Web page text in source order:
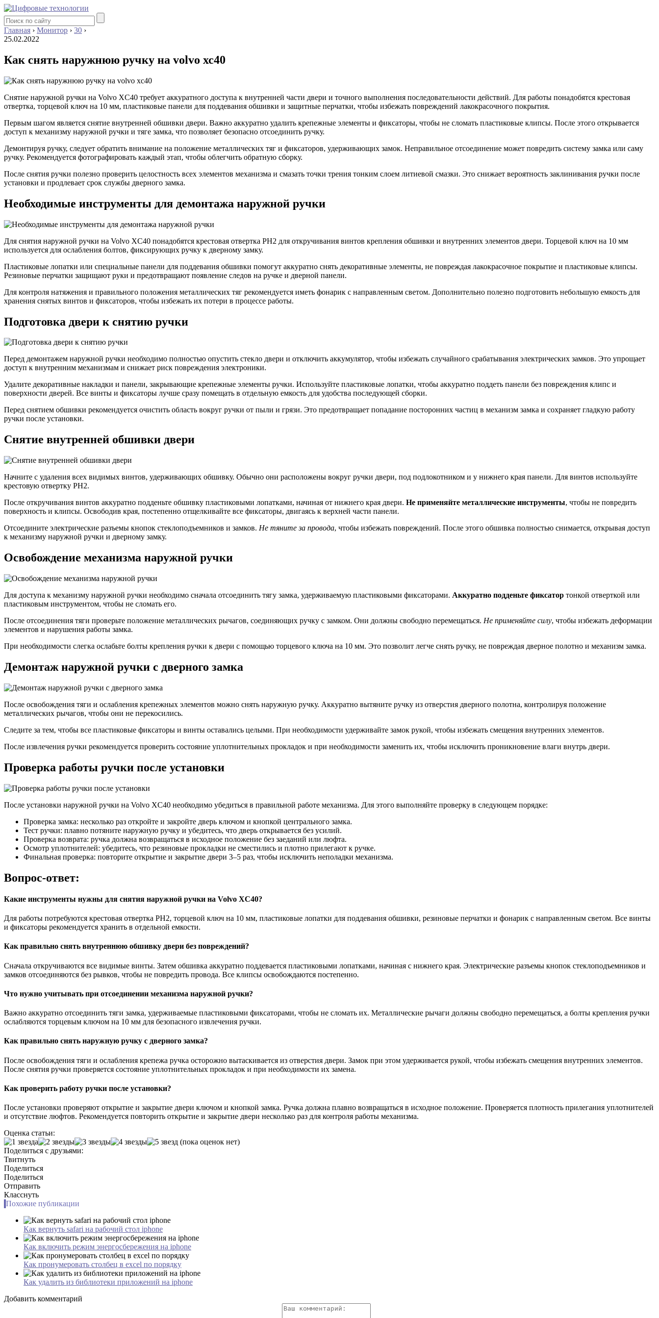
Главная › Монитор › 30 ›
25.02.2022
Как снять наружнюю ручку на volvo хс40
Снятие наружной ручки на Volvo XC40 требует аккуратного доступа к внутренней части двери и точного выполнения последовательности действий. Для работы понадобятся крестовая
отвертка, торцевой ключ на 10 мм, пластиковые панели для поддевания обшивки и защитные перчатки, чтобы избежать повреждений лакокрасочного покрытия.
Первым шагом является снятие внутренней обшивки двери. Важно аккуратно удалить крепежные элементы и фиксаторы, чтобы не сломать пластиковые клипсы. После этого открывается
доступ к механизму наружной ручки и тяге замка, что позволяет безопасно отсоединить ручку.
Демонтируя ручку, следует обратить внимание на положение металлических тяг и фиксаторов, удерживающих замок. Неправильное отсоединение может повредить систему замка или саму
ручку. Рекомендуется фотографировать каждый этап, чтобы облегчить обратную сборку.
После снятия ручки полезно проверить целостность всех элементов механизма и смазать точки трения тонким слоем литиевой смазки. Это снижает вероятность заклинивания ручки после
установки и продлевает срок службы дверного замка.
Необходимые инструменты для демонтажа наружной ручки
Для снятия наружной ручки на Volvo XC40 понадобятся крестовая отвертка PH2 для откручивания винтов крепления обшивки и внутренних элементов двери. Торцевой ключ на 10 мм
используется для ослабления болтов, фиксирующих ручку к дверному замку.
Пластиковые лопатки или специальные панели для поддевания обшивки помогут аккуратно снять декоративные элементы, не повреждая лакокрасочное покрытие и пластиковые клипсы.
Резиновые перчатки защищают руки и предотвращают появление следов на ручке и дверной панели.
Для контроля натяжения и правильного положения металлических тяг рекомендуется иметь фонарик с направленным светом. Дополнительно полезно подготовить небольшую емкость для
хранения снятых винтов и фиксаторов, чтобы избежать их потери в процессе работы.
Подготовка двери к снятию ручки
Перед демонтажем наружной ручки необходимо полностью опустить стекло двери и отключить аккумулятор, чтобы избежать случайного срабатывания электрических замков. Это упрощает
доступ к внутренним механизмам и снижает риск повреждения электроники.
Удалите декоративные накладки и панели, закрывающие крепежные элементы ручки. Используйте пластиковые лопатки, чтобы аккуратно поддеть панели без повреждения клипс и
поверхности дверей. Все винты и фиксаторы лучше сразу помещать в отдельную емкость для удобства последующей сборки.
Перед снятием обшивки рекомендуется очистить область вокруг ручки от пыли и грязи. Это предотвращает попадание посторонних частиц в механизм замка и сохраняет гладкую работу
ручки после установки.
Снятие внутренней обшивки двери
Начните с удаления всех видимых винтов, удерживающих обшивку. Обычно они расположены вокруг ручки двери, под подлокотником и у нижнего края панели. Для винтов используйте
крестовую отвертку PH2.
После откручивания винтов аккуратно подденьте обшивку пластиковыми лопатками, начиная от нижнего края двери. Не применяйте металлические инструменты, чтобы не повредить
поверхность и клипсы. Освободив края, постепенно отщелкивайте все фиксаторы, двигаясь к верхней части панели.
Отсоедините электрические разъемы кнопок стеклоподъемников и замков. Не тяните за провода, чтобы избежать повреждений. После этого обшивка полностью снимается, открывая доступ
к механизму наружной ручки и дверному замку.
Освобождение механизма наружной ручки
Для доступа к механизму наружной ручки необходимо сначала отсоединить тягу замка, удерживаемую пластиковыми фиксаторами. Аккуратно подденьте фиксатор тонкой отверткой или
пластиковым инструментом, чтобы не сломать его.
После отсоединения тяги проверьте положение металлических рычагов, соединяющих ручку с замком. Они должны свободно перемещаться. Не применяйте силу, чтобы избежать деформации
элементов и нарушения работы замка.
При необходимости слегка ослабьте болты крепления ручки к двери с помощью торцевого ключа на 10 мм. Это позволит легче снять ручку, не повреждая дверное полотно и механизм замка.
Демонтаж наружной ручки с дверного замка
После освобождения тяги и ослабления крепежных элементов можно снять наружную ручку. Аккуратно вытяните ручку из отверстия дверного полотна, контролируя положение
металлических рычагов, чтобы они не перекосились.
Следите за тем, чтобы все пластиковые фиксаторы и винты оставались целыми. При необходимости удерживайте замок рукой, чтобы избежать смещения внутренних элементов.
После извлечения ручки рекомендуется проверить состояние уплотнительных прокладок и при необходимости заменить их, чтобы исключить проникновение влаги внутрь двери.
Проверка работы ручки после установки
После установки наружной ручки на Volvo XC40 необходимо убедиться в правильной работе механизма. Для этого выполняйте проверку в следующем порядке:
Проверка замка: несколько раз откройте и закройте дверь ключом и кнопкой центрального замка.
Тест ручки: плавно потяните наружную ручку и убедитесь, что дверь открывается без усилий.
Проверка возврата: ручка должна возвращаться в исходное положение без заеданий или люфта.
Осмотр уплотнителей: убедитесь, что резиновые прокладки не сместились и плотно прилегают к ручке.
Финальная проверка: повторите открытие и закрытие двери 3–5 раз, чтобы исключить неполадки механизма.
Вопрос-ответ:
Какие инструменты нужны для снятия наружной ручки на Volvo XC40?
Для работы потребуются крестовая отвертка PH2, торцевой ключ на 10 мм, пластиковые лопатки для поддевания обшивки, резиновые перчатки и фонарик с направленным светом. Все винты
и фиксаторы рекомендуется хранить в отдельной емкости.
Как правильно снять внутреннюю обшивку двери без повреждений?
Сначала откручиваются все видимые винты. Затем обшивка аккуратно поддевается пластиковыми лопатками, начиная с нижнего края. Электрические разъемы кнопок стеклоподъемников и
замков отсоединяются без рывков, чтобы не повредить провода. Все клипсы освобождаются постепенно.
Что нужно учитывать при отсоединении механизма наружной ручки?
Важно аккуратно отсоединить тяги замка, удерживаемые пластиковыми фиксаторами, чтобы не сломать их. Металлические рычаги должны свободно перемещаться, а болты крепления ручки
ослабляются торцевым ключом на 10 мм для безопасного извлечения ручки.
Как правильно снять наружную ручку с дверного замка?
После освобождения тяги и ослабления крепежа ручка осторожно вытаскивается из отверстия двери. Замок при этом удерживается рукой, чтобы избежать смещения внутренних элементов.
После снятия ручки проверяется состояние уплотнительных прокладок и при необходимости их замена.
Как проверить работу ручки после установки?
После установки проверяют открытие и закрытие двери ключом и кнопкой замка. Ручка должна плавно возвращаться в исходное положение. Проверяется плотность прилегания уплотнителей
и отсутствие люфтов. Рекомендуется повторить открытие и закрытие двери несколько раз для контроля работы механизма.
Оценка статьи:
(пока оценок нет)
Поделиться с друзьями:
Твитнуть
Поделиться
Поделиться
Отправить
Класснуть
Похожие публикации
Как вернуть safari на рабочий стол iphone
Как включить режим энергосбережения на iphone
Как пронумеровать столбец в excel по порядку
Как удалить из библиотеки приложений на iphone
Добавить комментарий